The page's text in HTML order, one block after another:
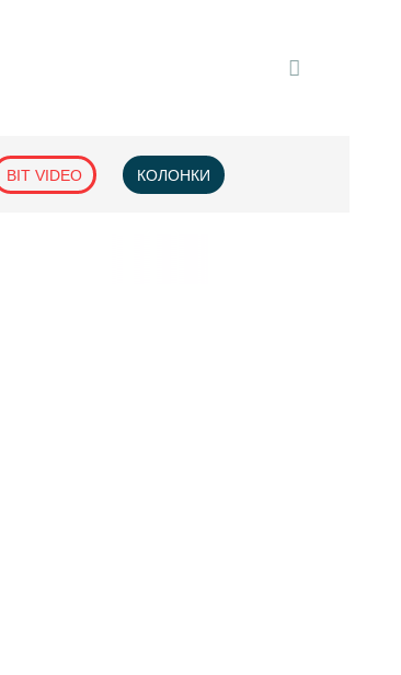
BIT VIDEO КОЛОНКИ